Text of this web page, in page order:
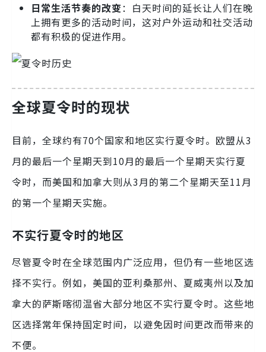
日常生活节奏的改变：白天时间的延长让人们在晚
上拥有更多的活动时间，这对户外运动和社交活动
都有积极的促进作用。
全球夏令时的现状
目前，全球约有70个国家和地区实行夏令时。欧盟从3
月的最后一个星期天到10月的最后一个星期天实行夏
令时，而美国和加拿大则从3月的第二个星期天至11月
的第一个星期天实施。
不实行夏令时的地区
尽管夏令时在全球范围内广泛应用，但仍有一些地区选
择不实行。例如，美国的亚利桑那州、夏威夷州以及加
拿大的萨斯喀彻温省大部分地区不实行夏令时。这些地
区选择常年保持固定时间，以避免因时间更改而带来的
不便。